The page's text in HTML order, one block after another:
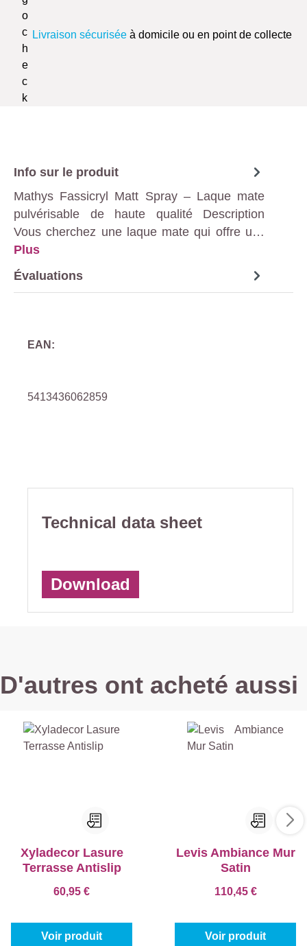
Livraison sécurisée à domicile ou en point de collecte
Info sur le produit
Mathys Fassicryl Matt Spray – Laque mate
pulvérisable de haute qualité Description
Vous cherchez une laque mate qui offre u…
Plus
Évaluations
EAN:
5413436062859
Technical data sheet
Download
D'autres ont acheté aussi
Xyladecor Lasure
Terrasse Antislip
60,95 €
Voir produit
Levis Ambiance Mur
Satin
110,45 €
Voir produit